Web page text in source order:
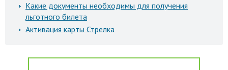
Какие документы необходимы для получения
льготного билета
Активация карты Стрелка